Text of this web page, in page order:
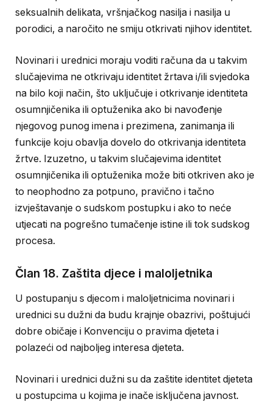
seksualnih delikata, vršnjačkog nasilja i nasilja u
porodici, a naročito ne smiju otkrivati njihov identitet.
Novinari i urednici moraju voditi računa da u takvim
slučajevima ne otkrivaju identitet žrtava i/ili svjedoka
na bilo koji način, što uključuje i otkrivanje identiteta
osumnjičenika ili optuženika ako bi navođenje
njegovog punog imena i prezimena, zanimanja ili
funkcije koju obavlja dovelo do otkrivanja identiteta
žrtve. Izuzetno, u takvim slučajevima identitet
osumnjičenika ili optuženika može biti otkriven ako je
to neophodno za potpuno, pravično i tačno
izvještavanje o sudskom postupku i ako to neće
utjecati na pogrešno tumačenje istine ili tok sudskog
procesa.
Član 18. Zaštita djece i maloljetnika
U postupanju s djecom i maloljetnicima novinari i
urednici su dužni da budu krajnje obazrivi, poštujući
dobre običaje i Konvenciju o pravima djeteta i
polazeći od najboljeg interesa djeteta.
Novinari i urednici dužni su da zaštite identitet djeteta
u postupcima u kojima je inače isključena javnost.